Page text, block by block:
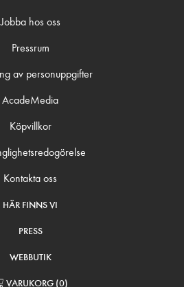
Jobba hos oss
Pressrum
av personuppgifter
AcadeMedia
Köpvillkor
Kontakta oss
HÄR FINNS VI
PRESS
WEBBUTIK
VARUKORG (0)